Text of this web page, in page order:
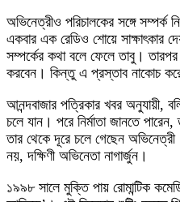
অভিনেত্রীও পরিচালকের সঙ্গে সম্পর্ক
একবার এক রেডিও শোয়ে সাক্ষাৎকার
সম্পর্কের কথা বলে ফেলে তাবু।
করবেন। কিন্তু এ প্রস্তাব নাকোচ
আনন্দবাজার পত্রিকার খবর অনুযায়ী,
চলে যান। পরে নির্মাতা জানতে
তার থেকে দূরে চলে গেছেন
নয়, দক্ষিণী অভিনেতা নাগার্জুন।
১৯৯৮ সালে মুক্তি পায় রোমান্টিক